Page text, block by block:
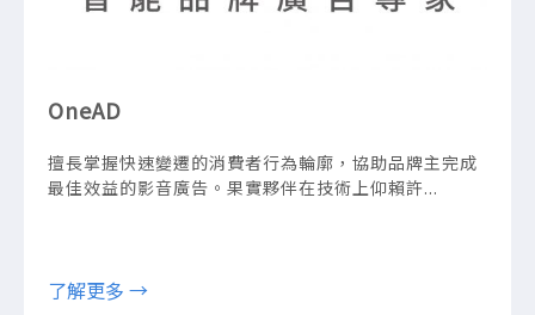
OneAD
擅長掌握快速變遷的消費者行為輪廓，協助品牌主完成
最佳效益的影音廣告。果實夥伴在技術上仰賴許...
了解更多 →